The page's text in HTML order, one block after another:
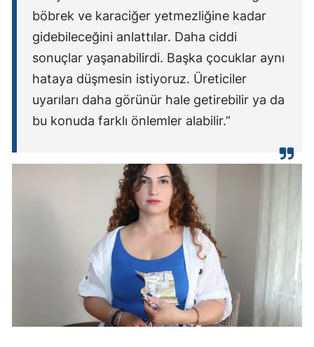
böbrek ve karaciğer yetmezliğine kadar
gidebileceğini anlattılar. Daha ciddi
sonuçlar yaşanabilirdi. Başka çocuklar aynı
hataya düşmesin istiyoruz. Üreticiler
uyarıları daha görünür hale getirebilir ya da
bu konuda farklı önlemler alabilir.”